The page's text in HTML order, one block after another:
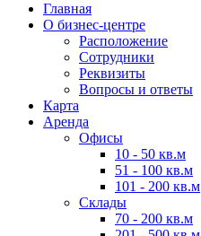
Главная
О бизнес-центре
Расположение
Сотрудники
Реквизиты
Вопросы и ответы
Карта
Аренда
Офисы
10 - 50 кв.м
51 - 100 кв.м
101 - 200 кв.м
Склады
70 - 200 кв.м